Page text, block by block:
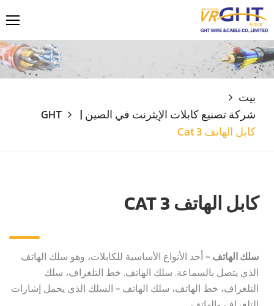
بيت
شركة تصنيع كابلات الإيثرنت في الصين | GHT
كابل الهاتف Cat 3
كابل الهاتف CAT 3
سلك الهاتف - أحد الأنواع الأساسية للكابلات، وهو سلك الهاتف
الذي يتصل بالسماعة. سلك الهاتف. خط التلغراف، سلك
التلغراف، خط الهاتف، سلك الهاتف - السلك الذي يحمل إشارات